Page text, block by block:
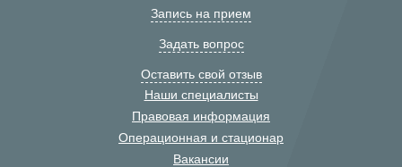
Запись на прием
Задать вопрос
Оставить свой отзыв
Наши специалисты
Правовая информация
Операционная и стационар
Вакансии